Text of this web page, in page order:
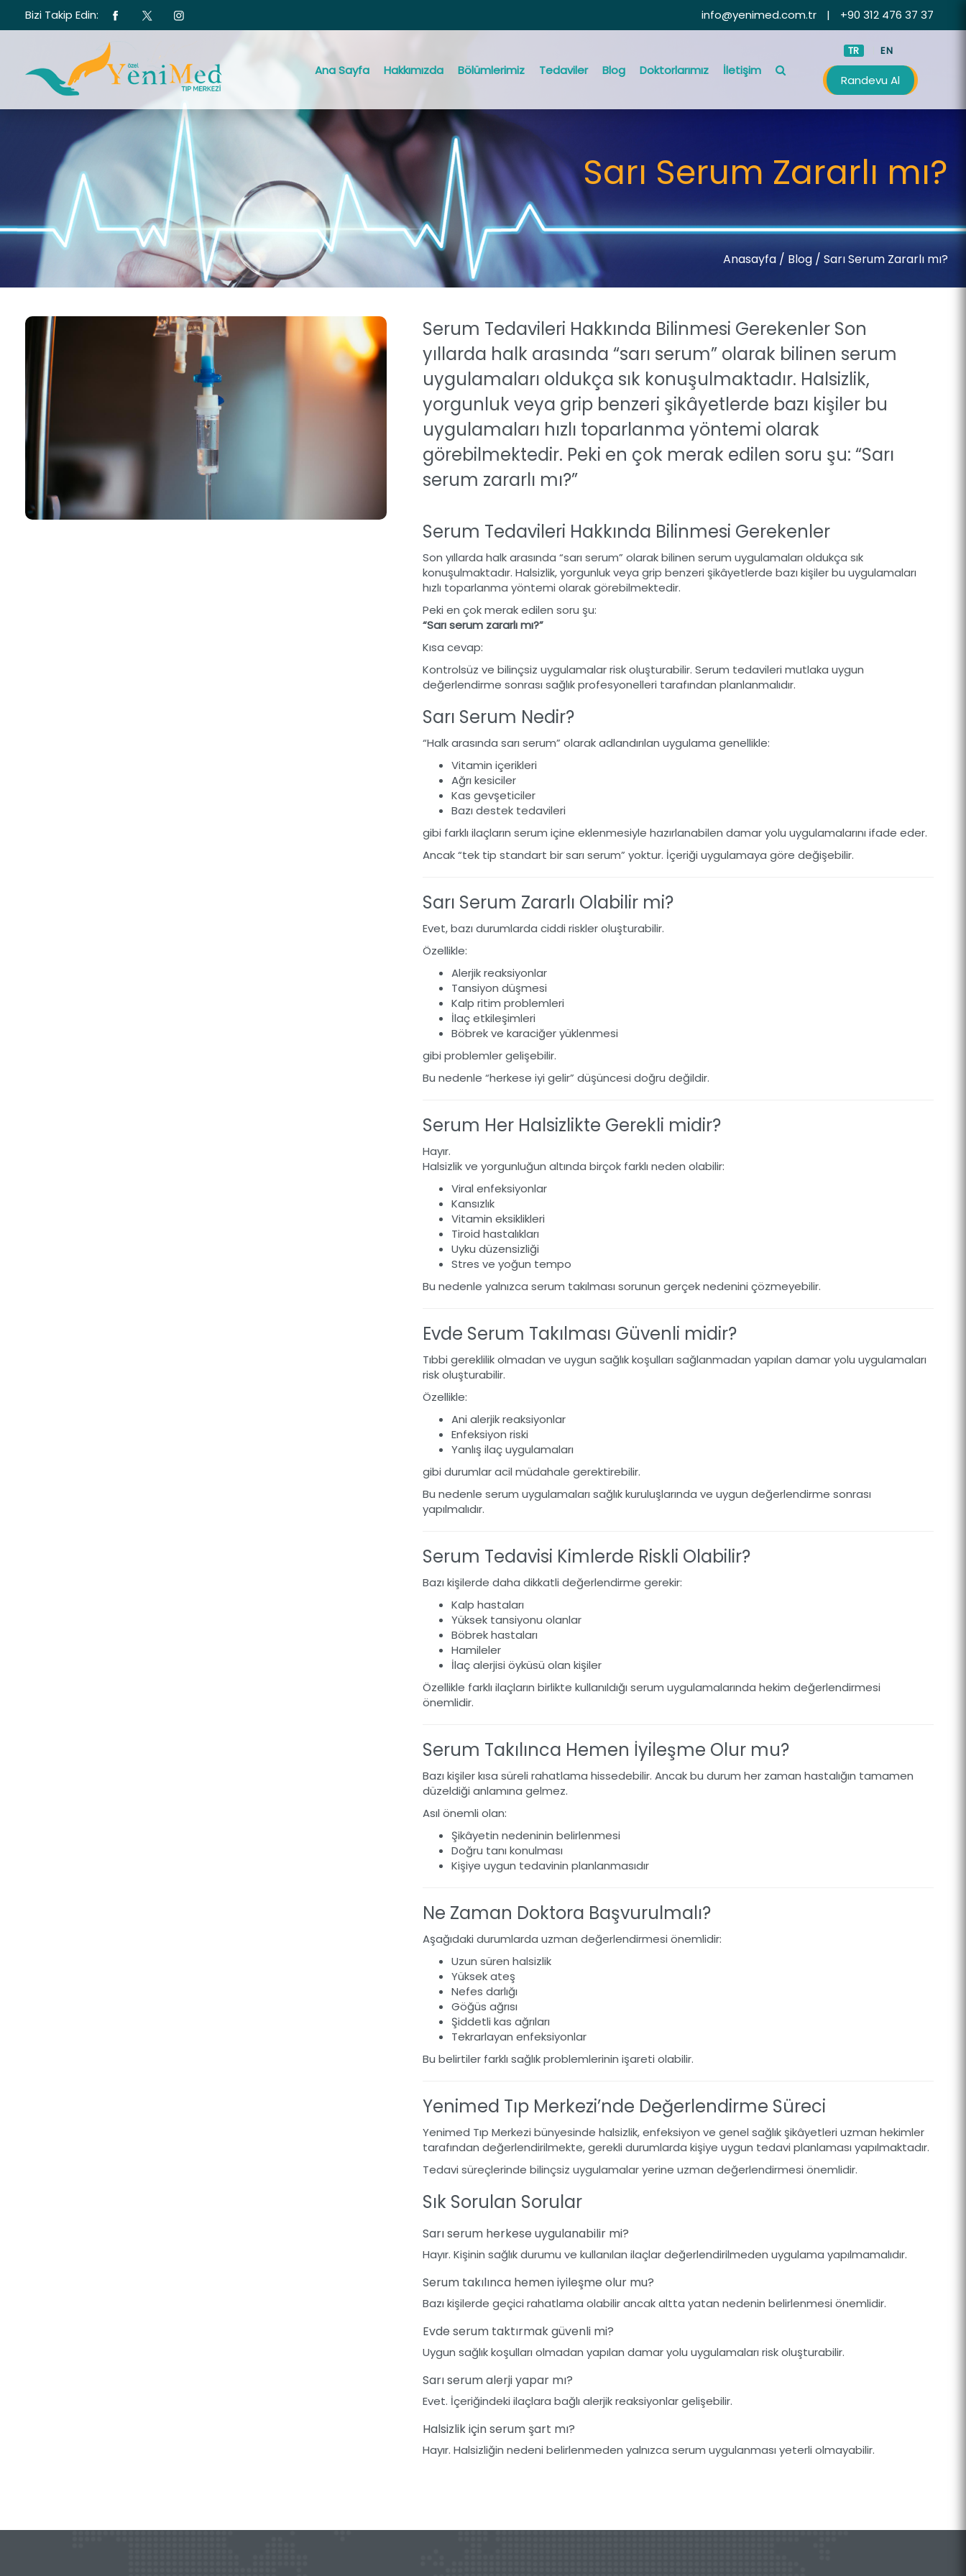
Bizi Takip Edin: info@yenimed.com.tr | +90 312 476 37 37
Ana Sayfa Hakkımızda Bölümlerimiz Tedaviler Blog Doktorlarımız İletişim
TR EN
Randevu Al
Sarı Serum Zararlı mı?
Anasayfa / Blog / Sarı Serum Zararlı mı?
Serum Tedavileri Hakkında Bilinmesi Gerekenler Son
yıllarda halk arasında “sarı serum” olarak bilinen serum
uygulamaları oldukça sık konuşulmaktadır. Halsizlik,
yorgunluk veya grip benzeri şikâyetlerde bazı kişiler bu
uygulamaları hızlı toparlanma yöntemi olarak
görebilmektedir. Peki en çok merak edilen soru şu: “Sarı
serum zararlı mı?”
Serum Tedavileri Hakkında Bilinmesi Gerekenler
Son yıllarda halk arasında “sarı serum” olarak bilinen serum uygulamaları oldukça sık
konuşulmaktadır. Halsizlik, yorgunluk veya grip benzeri şikâyetlerde bazı kişiler bu uygulamaları
hızlı toparlanma yöntemi olarak görebilmektedir.
Peki en çok merak edilen soru şu:
“Sarı serum zararlı mı?”
Kısa cevap:
Kontrolsüz ve bilinçsiz uygulamalar risk oluşturabilir. Serum tedavileri mutlaka uygun
değerlendirme sonrası sağlık profesyonelleri tarafından planlanmalıdır.
Sarı Serum Nedir?
“Halk arasında sarı serum” olarak adlandırılan uygulama genellikle:
Vitamin içerikleri
Ağrı kesiciler
Kas gevşeticiler
Bazı destek tedavileri
gibi farklı ilaçların serum içine eklenmesiyle hazırlanabilen damar yolu uygulamalarını ifade eder.
Ancak “tek tip standart bir sarı serum” yoktur. İçeriği uygulamaya göre değişebilir.
Sarı Serum Zararlı Olabilir mi?
Evet, bazı durumlarda ciddi riskler oluşturabilir.
Özellikle:
Alerjik reaksiyonlar
Tansiyon düşmesi
Kalp ritim problemleri
İlaç etkileşimleri
Böbrek ve karaciğer yüklenmesi
gibi problemler gelişebilir.
Bu nedenle “herkese iyi gelir” düşüncesi doğru değildir.
Serum Her Halsizlikte Gerekli midir?
Hayır.
Halsizlik ve yorgunluğun altında birçok farklı neden olabilir:
Viral enfeksiyonlar
Kansızlık
Vitamin eksiklikleri
Tiroid hastalıkları
Uyku düzensizliği
Stres ve yoğun tempo
Bu nedenle yalnızca serum takılması sorunun gerçek nedenini çözmeyebilir.
Evde Serum Takılması Güvenli midir?
Tıbbi gereklilik olmadan ve uygun sağlık koşulları sağlanmadan yapılan damar yolu uygulamaları
risk oluşturabilir.
Özellikle:
Ani alerjik reaksiyonlar
Enfeksiyon riski
Yanlış ilaç uygulamaları
gibi durumlar acil müdahale gerektirebilir.
Bu nedenle serum uygulamaları sağlık kuruluşlarında ve uygun değerlendirme sonrası
yapılmalıdır.
Serum Tedavisi Kimlerde Riskli Olabilir?
Bazı kişilerde daha dikkatli değerlendirme gerekir:
Kalp hastaları
Yüksek tansiyonu olanlar
Böbrek hastaları
Hamileler
İlaç alerjisi öyküsü olan kişiler
Özellikle farklı ilaçların birlikte kullanıldığı serum uygulamalarında hekim değerlendirmesi
önemlidir.
Serum Takılınca Hemen İyileşme Olur mu?
Bazı kişiler kısa süreli rahatlama hissedebilir. Ancak bu durum her zaman hastalığın tamamen
düzeldiği anlamına gelmez.
Asıl önemli olan:
Şikâyetin nedeninin belirlenmesi
Doğru tanı konulması
Kişiye uygun tedavinin planlanmasıdır
Ne Zaman Doktora Başvurulmalı?
Aşağıdaki durumlarda uzman değerlendirmesi önemlidir:
Uzun süren halsizlik
Yüksek ateş
Nefes darlığı
Göğüs ağrısı
Şiddetli kas ağrıları
Tekrarlayan enfeksiyonlar
Bu belirtiler farklı sağlık problemlerinin işareti olabilir.
Yenimed Tıp Merkezi’nde Değerlendirme Süreci
Yenimed Tıp Merkezi bünyesinde halsizlik, enfeksiyon ve genel sağlık şikâyetleri uzman hekimler
tarafından değerlendirilmekte, gerekli durumlarda kişiye uygun tedavi planlaması yapılmaktadır.
Tedavi süreçlerinde bilinçsiz uygulamalar yerine uzman değerlendirmesi önemlidir.
Sık Sorulan Sorular
Sarı serum herkese uygulanabilir mi?
Hayır. Kişinin sağlık durumu ve kullanılan ilaçlar değerlendirilmeden uygulama yapılmamalıdır.
Serum takılınca hemen iyileşme olur mu?
Bazı kişilerde geçici rahatlama olabilir ancak altta yatan nedenin belirlenmesi önemlidir.
Evde serum taktırmak güvenli mi?
Uygun sağlık koşulları olmadan yapılan damar yolu uygulamaları risk oluşturabilir.
Sarı serum alerji yapar mı?
Evet. İçeriğindeki ilaçlara bağlı alerjik reaksiyonlar gelişebilir.
Halsizlik için serum şart mı?
Hayır. Halsizliğin nedeni belirlenmeden yalnızca serum uygulanması yeterli olmayabilir.